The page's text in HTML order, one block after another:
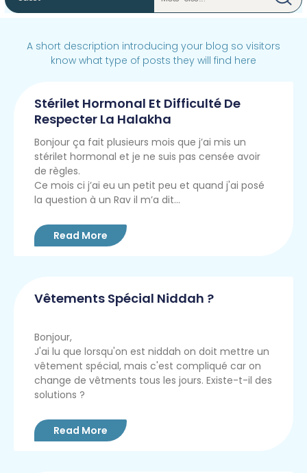
A short description introducing your blog so visitors
know what type of posts they will find here
Stérilet Hormonal Et Difficulté De
Respecter La Halakha
Bonjour ça fait plusieurs mois que j’ai mis un
stérilet hormonal et je ne suis pas censée avoir
de règles.
Ce mois ci j’ai eu un petit peu et quand j'ai posé
la question à un Rav il m’a dit...
Read More
Vêtements Spécial Niddah ?
Bonjour,
J'ai lu que lorsqu'on est niddah on doit mettre un
vêtement spécial, mais c'est compliqué car on
change de vêtments tous les jours. Existe-t-il des
solutions ?
Read More